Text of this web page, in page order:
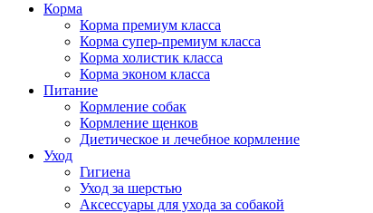
Корма
Корма премиум класса
Корма супер-премиум класса
Корма холистик класса
Корма эконом класса
Питание
Кормление собак
Кормление щенков
Диетическое и лечебное кормление
Уход
Гигиена
Уход за шерстью
Аксессуары для ухода за собакой